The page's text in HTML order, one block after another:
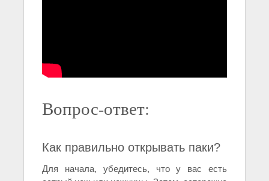
Вопрос-ответ:
Как правильно открывать паки?
Для начала, убедитесь, что у вас есть